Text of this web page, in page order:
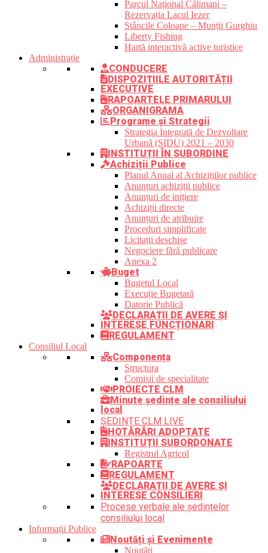
Parcul Național Călimani –
Rezervația Lacul Iezer
Stâncile Coloape – Munții Gurghiu
Liberty Fishing
Hartă interactivă active turistice
Administrație
CONDUCERE
DISPOZIȚIILE AUTORITĂȚII
EXECUTIVE
RAPOARTELE PRIMARULUI
ORGANIGRAMA
Programe și Strategii
Strategia Integrată de Dezvoltare
Urbană (SIDU) 2021 – 2030
INSTITUȚII ÎN SUBORDINE
Achiziții Publice
Planul Anual al Achizițiilor publice
Anunțuri achiziții publice
Anunțuri de inițiere
Achiziții directe
Anunțuri de atribuire
Proceduri simplificate
Licitații deschise
Negociere fără publicare
Anexa 2
Buget
Bugetul Local
Execuție Bugetară
Datorie Publică
DECLARAȚII DE AVERE ȘI
INTERESE FUNCȚIONARI
REGULAMENT
Consiliul Local
Componența
Structura
Comisii de specialitate
PROIECTE CLM
Minute ședințe ale consiliului
local
ȘEDINȚE CLM LIVE
HOTĂRÂRI ADOPTATE
INSTITUȚII SUBORDONATE
Registrul Agricol
RAPOARTE
REGULAMENT
DECLARAȚII DE AVERE ȘI
INTERESE CONSILIERI
Procese verbale ale ședințelor
consiliului local
Informații Publice
Noutăți și Evenimente
Noutăți